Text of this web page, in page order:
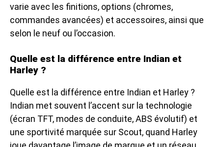
varie avec les finitions, options (chromes,
commandes avancées) et accessoires, ainsi que
selon le neuf ou l’occasion.
Quelle est la différence entre Indian et
Harley ?
Quelle est la différence entre Indian et Harley ?
Indian met souvent l’accent sur la technologie
(écran TFT, modes de conduite, ABS évolutif) et
une sportivité marquée sur Scout, quand Harley